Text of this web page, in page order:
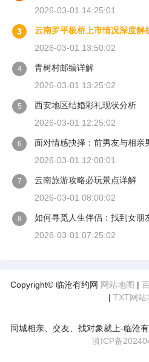
2026-03-01 14:25:01
3
云南罗平板桥上市情况深度解
2026-03-01 13:50:02
4
青树村邮编详解
2026-03-01 13:25:02
5
西安地区结婚彩礼现状分析
2026-03-01 12:25:02
6
面对情感抉择：前男友与相亲
2026-03-01 12:00:01
7
云南旅游攻略必玩景点详解
2026-03-01 08:00:02
8
如何寻觅人生伴侣：找到女朋
2026-03-01 07:25:02
Copyright© 临沧有约网 网站地图 |
| TXT网站
同城相亲、交友、找对象就上-临沧
滇ICP备